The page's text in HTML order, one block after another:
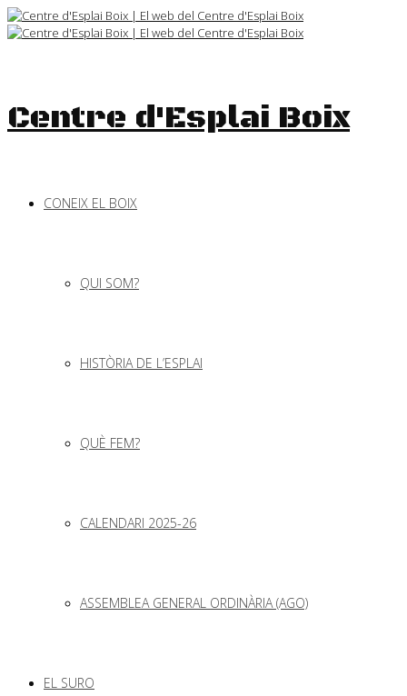
Skip
to
Centre d'Esplai Boix
CONEIX EL BOIX
QUI SOM?
HISTÒRIA DE L’ESPLAI
QUÈ FEM?
CALENDARI 2025-26
ASSEMBLEA GENERAL ORDINÀRIA (AGO)
EL SURO